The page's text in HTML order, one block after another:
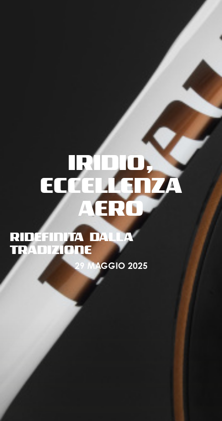
IRIDIO,
ECCELLENZA
AERO
RIDEFINITA DALLA
TRADIZIONE
29 MAGGIO 2025